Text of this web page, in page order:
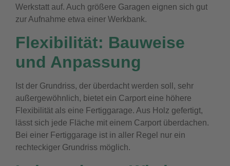
Werkstatt auf. Auch größere Garagen eignen sich gut
zur Aufnahme etwa einer Werkbank.
Flexibilität: Bauweise
und Anpassung
Ist der Grundriss, der überdacht werden soll, sehr
außergewöhnlich, bietet ein Carport eine höhere
Flexibilität als eine Fertiggarage. Aus Holz gefertigt,
lässt sich jede Fläche mit einem Carport überdachen.
Bei einer Fertiggarage ist in aller Regel nur ein
rechteckiger Grundriss möglich.